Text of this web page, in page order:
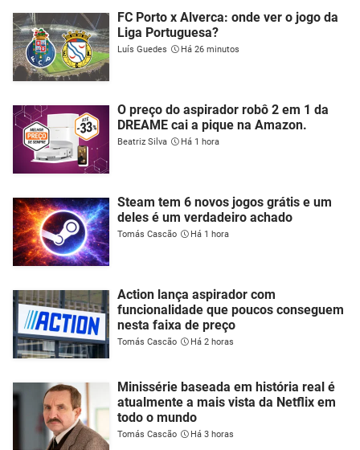
FC Porto x Alverca: onde ver o jogo da
Liga Portuguesa?
Luís Guedes Há 26 minutos
O preço do aspirador robô 2 em 1 da
DREAME cai a pique na Amazon.
Beatriz Silva Há 1 hora
Steam tem 6 novos jogos grátis e um
deles é um verdadeiro achado
Tomás Cascão Há 1 hora
Action lança aspirador com
funcionalidade que poucos conseguem
nesta faixa de preço
Tomás Cascão Há 2 horas
Minissérie baseada em história real é
atualmente a mais vista da Netflix em
todo o mundo
Tomás Cascão Há 3 horas